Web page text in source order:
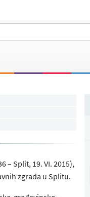
– Split, 19. VI. 2015),
zgrada u Splitu.